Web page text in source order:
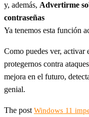
y, además, Advertirme
contraseñas
Ya tenemos esta función
Como puedes ver, activar
protegernos contra
mejora en el futuro,
genial.
The post Windows 11